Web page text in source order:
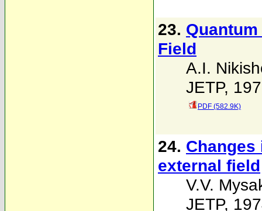
23.
Field
A.I.
JETP,
PDF (582.9K)
24.
external field
V.V.
JETP,